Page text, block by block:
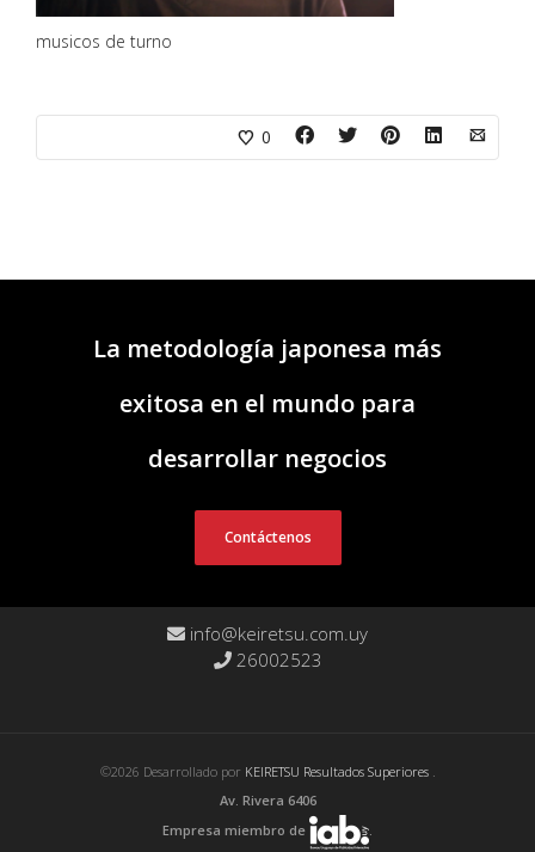
musicos de turno
0
La metodología japonesa más
exitosa en el mundo para
desarrollar negocios
Contáctenos
info@keiretsu.com.uy
26002523
©2026 Desarrollado por KEIRETSU Resultados Superiores
Av. Rivera 6406
Empresa miembro de
.